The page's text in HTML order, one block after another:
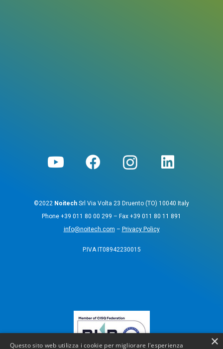
©2022 Noitech Srl Via Volta 23 Druento (TO) 10040 Italy
Phone +39 011 80 00 299 – Fax +39 011 80 11 891
info@noitech.com – Privacy Policy
P.IVA IT08942230015
×
Questo sito web utilizza i cookie per migliorare l'esperienza